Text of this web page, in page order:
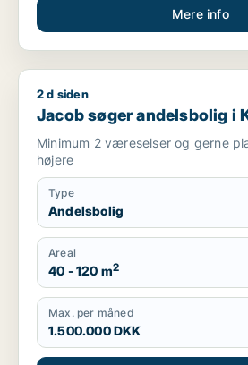
Mere info
Jacob søger andelsbolig i
2 d siden
Jacob søger andelsbolig i
Minimum 2 væreselser og gerne
højere
Type
Andelsbolig
Areal
40 - 120 m2
Max. per måned
1.500.000 DKK